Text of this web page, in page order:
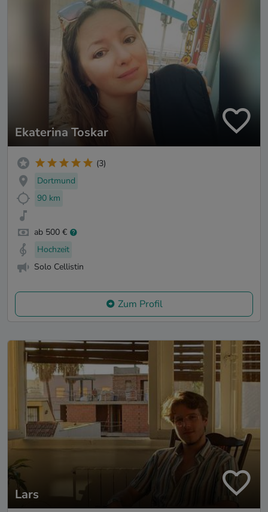
Ekaterina Toskar
(3)
Dortmund
90 km
ab 500 €
Hochzeit
Solo Cellistin
Zum Profil
Lars